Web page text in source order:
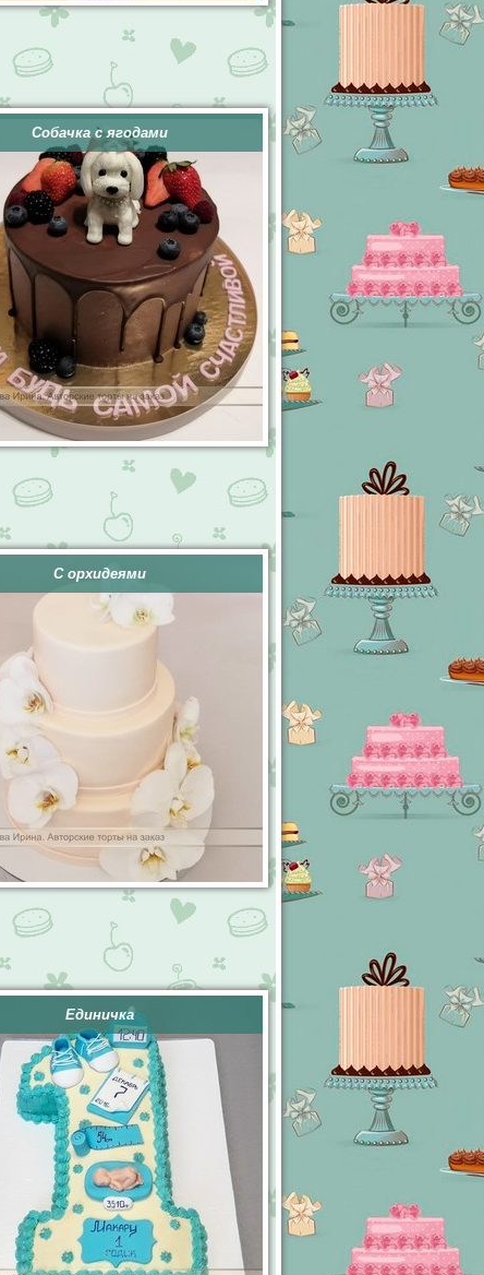
Собачка с ягодами
С орхидеями
Единичка